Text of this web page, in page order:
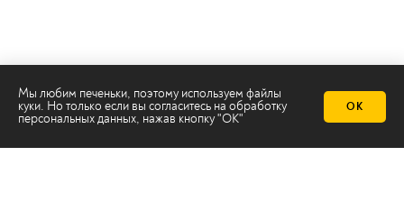
Мы любим печеньки, поэтому используем файлы
куки. Но только если вы согласитесь на обработку
персональных данных, нажав кнопку "ОК"
ОК